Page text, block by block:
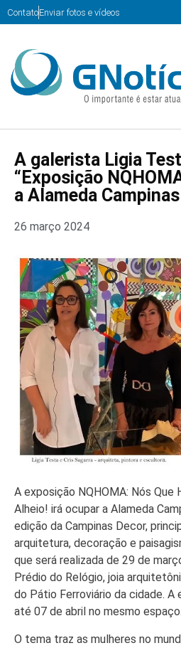
ContatoEnviar fotos e vídeos
A galerista Ligia
“Exposição
a Alameda
26 março 2024
A exposição NQHOMA: Nós Que
Alheio! irá ocupar a Alameda
edição da Campinas Decor,
arquitetura, decoração e
que será realizada de 29 de
Prédio do Relógio, joia
do Pátio Ferroviário da cidade.
até 07 de abril no mesmo espaço.
O tema traz as mulheres no